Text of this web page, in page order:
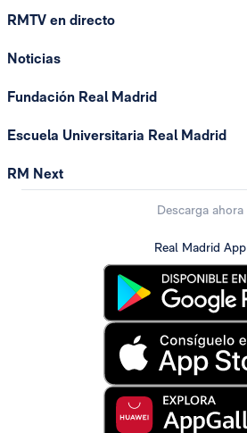
RMTV en directo
Noticias
Fundación Real Madrid
Escuela Universitaria Real Madrid
RM Next
Descarga ahora
Real Madrid App